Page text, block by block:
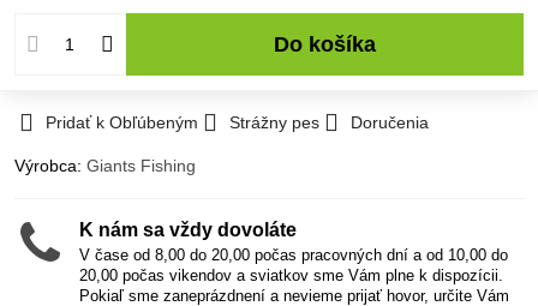
Do košíka
Pridať k Obľúbeným Strážny pes Doručenia
Výrobca: Giants Fishing
K nám sa vždy dovoláte
V čase od 8,00 do 20,00 počas pracovných dní a od 10,00 do
20,00 počas vikendov a sviatkov sme Vám plne k dispozícii.
Pokiaľ sme zaneprázdnení a nevieme prijať hovor, určite Vám